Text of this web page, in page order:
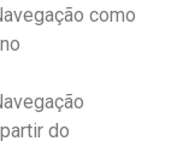
como
do